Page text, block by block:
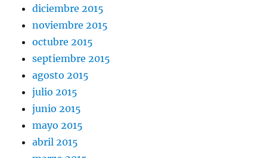
diciembre 2015
noviembre 2015
octubre 2015
septiembre 2015
agosto 2015
julio 2015
junio 2015
mayo 2015
abril 2015